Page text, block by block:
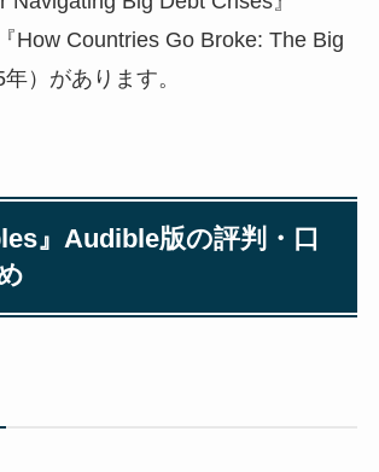
How Countries Go Broke: The Big
）があります。
』Audible版の評判・口